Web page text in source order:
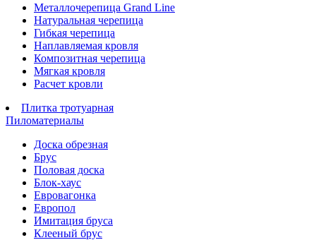
Металлочерепица Grand Line
Натуральная черепица
Гибкая черепица
Наплавляемая кровля
Композитная черепица
Мягкая кровля
Расчет кровли
Плитка тротуарная
Пиломатериалы
Доска обрезная
Брус
Половая доска
Блок-хаус
Евровагонка
Европол
Имитация бруса
Клееный брус